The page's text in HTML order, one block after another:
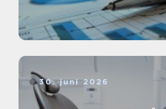
30. juni 2026